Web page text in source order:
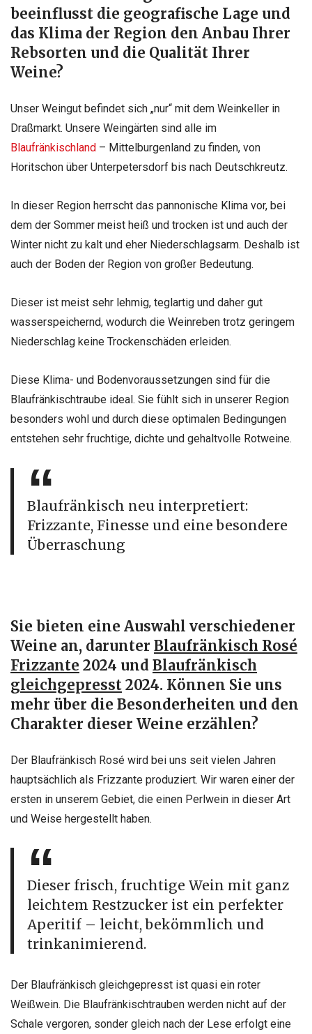
beeinflusst die geografische Lage und
das Klima der Region den Anbau Ihrer
Rebsorten und die Qualität Ihrer
Weine?
Unser Weingut befindet sich „nur“ mit dem Weinkeller in
Draßmarkt. Unsere Weingärten sind alle im
Blaufränkischland – Mittelburgenland zu finden, von
Horitschon über Unterpetersdorf bis nach Deutschkreutz.
In dieser Region herrscht das pannonische Klima vor, bei
dem der Sommer meist heiß und trocken ist und auch der
Winter nicht zu kalt und eher Niederschlagsarm. Deshalb ist
auch der Boden der Region von großer Bedeutung.
Dieser ist meist sehr lehmig, teglartig und daher gut
wasserspeichernd, wodurch die Weinreben trotz geringem
Niederschlag keine Trockenschäden erleiden.
Diese Klima- und Bodenvoraussetzungen sind für die
Blaufränkischtraube ideal. Sie fühlt sich in unserer Region
besonders wohl und durch diese optimalen Bedingungen
entstehen sehr fruchtige, dichte und gehaltvolle Rotweine.
Blaufränkisch neu interpretiert:
Frizzante, Finesse und eine besondere
Überraschung
Sie bieten eine Auswahl verschiedener
Weine an, darunter Blaufränkisch Rosé
Frizzante 2024 und Blaufränkisch
gleichgepresst2024. Können Sie uns
mehr über die Besonderheiten und den
Charakter dieser Weine erzählen?
Der Blaufränkisch Rosé wird bei uns seit vielen Jahren
hauptsächlich als Frizzante produziert. Wir waren einer der
ersten in unserem Gebiet, die einen Perlwein in dieser Art
und Weise hergestellt haben.
Dieser frisch, fruchtige Wein mit ganz
leichtem Restzucker ist ein perfekter
Aperitif – leicht, bekömmlich und
trinkanimierend.
Der Blaufränkisch gleichgepresst ist quasi ein roter
Weißwein. Die Blaufränkischtrauben werden nicht auf der
Schale vergoren, sonder gleich nach der Lese erfolgt eine